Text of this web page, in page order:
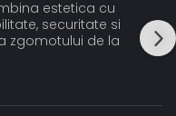
estetica cu
securitate si
zgomotului de la